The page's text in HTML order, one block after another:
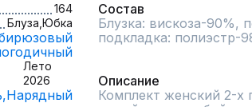
164
Блуза, Юбка
Лето
2026
Нарядный
Состав
Блузка: вискоза-90%,
подкладка: полиэстр-
Описание
Комплект женский 2-х